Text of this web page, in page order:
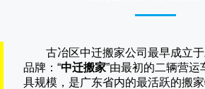
古冶区中迁搬家公司最早成立
品牌：“中迁搬家”由最初的二辆营
具规模，是广东省内的最活跃的搬